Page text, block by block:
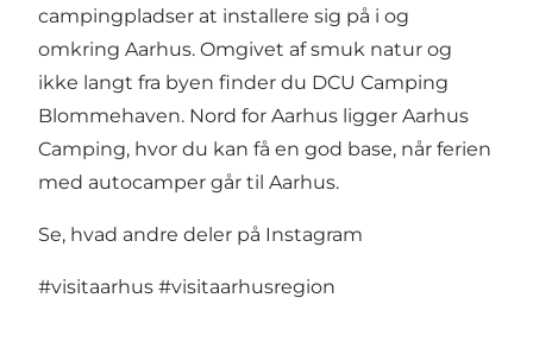
campingpladser at installere sig på i og
omkring Aarhus. Omgivet af smuk natur og
ikke langt fra byen finder du DCU Camping
Blommehaven. Nord for Aarhus ligger Aarhus
Camping, hvor du kan få en god base, når ferien
med autocamper går til Aarhus.
Se, hvad andre deler på Instagram
#visitaarhus #visitaarhusregion